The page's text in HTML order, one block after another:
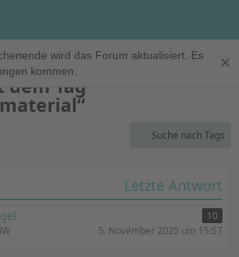
wird das Forum aktualisiert. Es
kommen.
✕
dem Tag
Suche nach Tags
Letzte Antwort
10
5. November 2025 um 15:57